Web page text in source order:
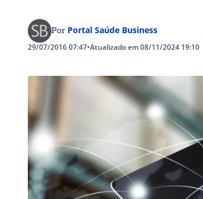
Por Portal Saúde Business
29/07/2016 07:47•Atualizado em 08/11/2024 19:10